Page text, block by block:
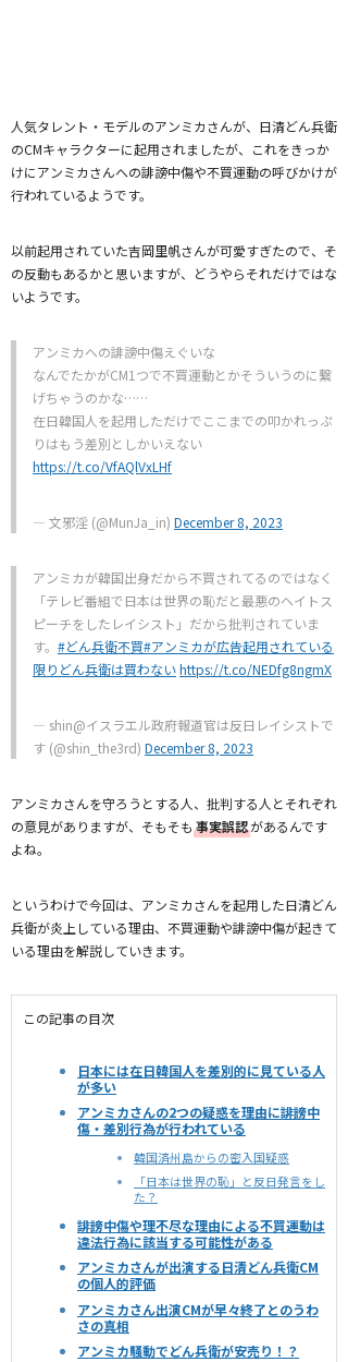
人気タレント・モデルのアンミカさんが、日清どん兵衛
のCMキャラクターに起用されましたが、これをきっか
けにアンミカさんへの誹謗中傷や不買運動の呼びかけが
行われているようです。
以前起用されていた吉岡里帆さんが可愛すぎたので、そ
の反動もあるかと思いますが、どうやらそれだけではな
いようです。
アンミカへの誹謗中傷えぐいな
なんでたかがCM1つで不買運動とかそういうのに繋
げちゃうのかな……
在日韓国人を起用しただけでここまでの叩かれっぷ
りはもう差別としかいえない
https://t.co/VfAQlVxLHf
— 文邪淫 (@MunJa_in) December 8, 2023
アンミカが韓国出身だから不買されてるのではなく
「テレビ番組で日本は世界の恥だと最悪のヘイトス
ピーチをしたレイシスト」だから批判されていま
す。 #どん兵衛不買#アンミカが広告起用されている
限りどん兵衛は買わないhttps://t.co/NEDfg8ngmX
— shin@イスラエル政府報道官は反日レイシストで
す (@shin_the3rd) December 8, 2023
アンミカさんを守ろうとする人、批判する人とそれぞれ
の意見がありますが、そもそも 事実誤認があるんです
よね。
というわけで今回は、アンミカさんを起用した日清どん
兵衛が炎上している理由、不買運動や誹謗中傷が起きて
いる理由を解説していきます。
この記事の目次
日本には在日韓国人を差別的に見ている人
が多い
アンミカさんの2つの疑惑を理由に誹謗中
傷・差別行為が行われている
韓国済州島からの密入国疑惑
「日本は世界の恥」と反日発言をし
た？
誹謗中傷や理不尽な理由による不買運動は
違法行為に該当する可能性がある
アンミカさんが出演する日清どん兵衛CM
の個人的評価
アンミカさん出演CMが早々終了とのうわ
さの真相
アンミカ騒動でどん兵衛が安売り！？